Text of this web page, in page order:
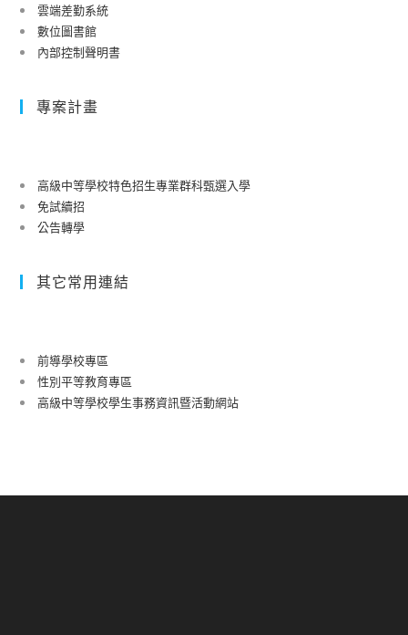
雲端差勤系統
數位圖書館
內部控制聲明書
專案計畫
高級中等學校特色招生專業群科甄選入學
免試續招
公告轉學
其它常用連結
前導學校專區
性別平等教育專區
高級中等學校學生事務資訊暨活動網站